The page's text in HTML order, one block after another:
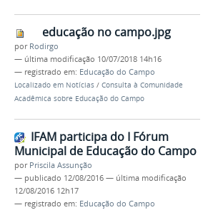
educação no campo.jpg
por Rodirgo
— última modificação 10/07/2018 14h16
— registrado em: Educação do Campo
Localizado em Notícias / Consulta à Comunidade
Acadêmica sobre Educação do Campo
IFAM participa do I Fórum
Municipal de Educação do Campo
por Priscila Assunção
— publicado 12/08/2016 — última modificação
12/08/2016 12h17
— registrado em: Educação do Campo